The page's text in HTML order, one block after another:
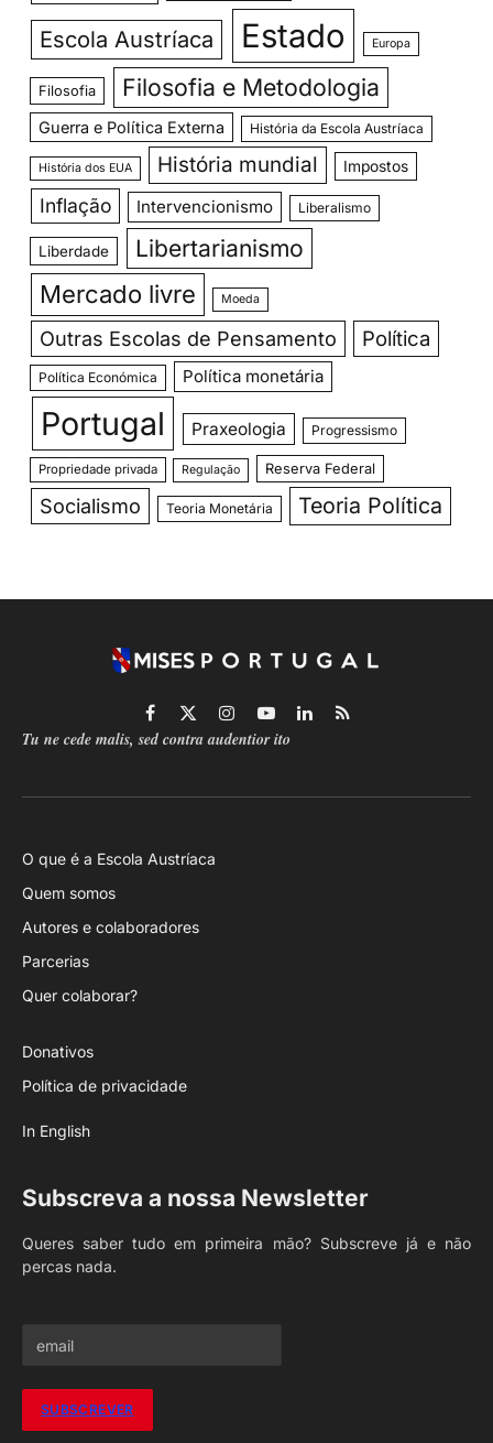
Escola Austríaca Estado Europa
Filosofia Filosofia e Metodologia
Guerra e Política Externa História da Escola Austríaca
História dos EUA História mundial Impostos
Inflação Intervencionismo Liberalismo
Liberdade Libertarianismo
Mercado livre Moeda
Outras Escolas de Pensamento Política
Política Económica Política monetária
Portugal Praxeologia Progressismo
Propriedade privada Regulação Reserva Federal
Socialismo Teoria Monetária Teoria Política
Facebook
X
(Twitter)
Instagram
YouTubeLinkedIn
RSS
Tu ne cede malis, sed contra audentior ito
O que é a Escola Austríaca
Quem somos
Autores e colaboradores
Parcerias
Quer colaborar?
Donativos
Política de privacidade
In English
Subscreva a nossa Newsletter
Queres saber tudo em primeira mão? Subscreve já e não
percas nada.